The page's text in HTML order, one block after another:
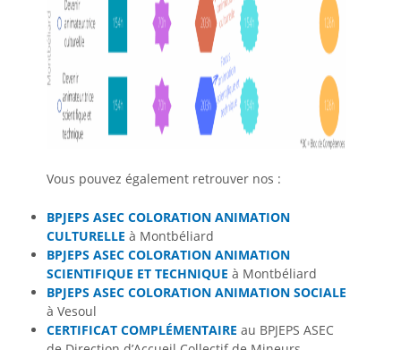
Vous pouvez également retrouver nos :
BPJEPS ASEC COLORATION ANIMATION
CULTURELLE à Montbéliard
BPJEPS ASEC COLORATION ANIMATION
SCIENTIFIQUE ET TECHNIQUE à Montbéliard
BPJEPS ASEC COLORATION ANIMATION SOCIALE
à Vesoul
CERTIFICAT COMPLÉMENTAIRE au BPJEPS ASEC